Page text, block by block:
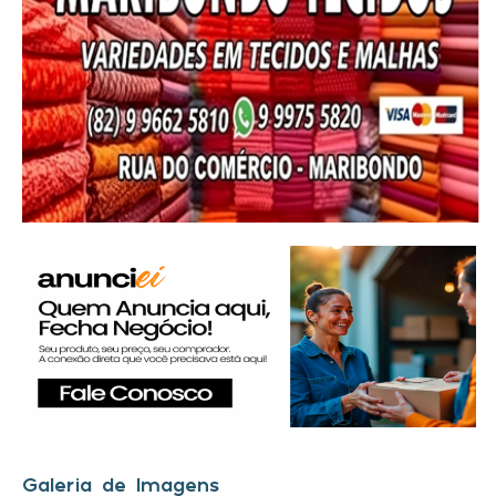
Galeria de Imagens